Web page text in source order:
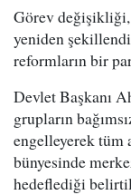
Görev değişikliği,
yeniden
reformların bir
Devlet Başkanı
grupların
engelleyerek tüm
bünyesinde
hedeflediği